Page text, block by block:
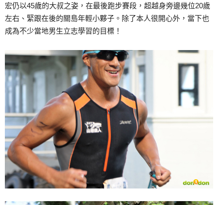
宏仍以45歲的大叔之姿，在最後跑步賽段，超越身旁邊幾位20歲
左右、緊跟在後的關島年輕小夥子。除了本人很開心外，當下也
成為不少當地男生立志學習的目標！